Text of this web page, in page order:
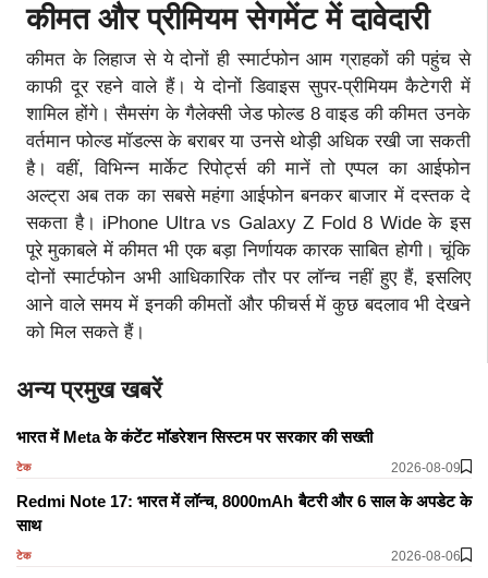
कीमत और प्रीमियम सेगमेंट में दावेदारी
कीमत के लिहाज से ये दोनों ही स्मार्टफोन आम ग्राहकों की पहुंच से
काफी दूर रहने वाले हैं। ये दोनों डिवाइस सुपर-प्रीमियम कैटेगरी में
शामिल होंगे। सैमसंग के गैलेक्सी जेड फोल्ड 8 वाइड की कीमत उनके
वर्तमान फोल्ड मॉडल्स के बराबर या उनसे थोड़ी अधिक रखी जा सकती
है। वहीं, विभिन्न मार्केट रिपोर्ट्स की मानें तो एप्पल का आईफोन
अल्ट्रा अब तक का सबसे महंगा आईफोन बनकर बाजार में दस्तक दे
सकता है। iPhone Ultra vs Galaxy Z Fold 8 Wide के इस
पूरे मुकाबले में कीमत भी एक बड़ा निर्णायक कारक साबित होगी। चूंकि
दोनों स्मार्टफोन अभी आधिकारिक तौर पर लॉन्च नहीं हुए हैं, इसलिए
आने वाले समय में इनकी कीमतों और फीचर्स में कुछ बदलाव भी देखने
को मिल सकते हैं।
अन्य प्रमुख खबरें
भारत में Meta के कंटेंट मॉडरेशन सिस्टम पर सरकार की सख्ती
टेक 2026-08-09
Redmi Note 17: भारत में लॉन्च, 8000mAh बैटरी और 6 साल के अपडेट के
साथ
टेक 2026-08-06